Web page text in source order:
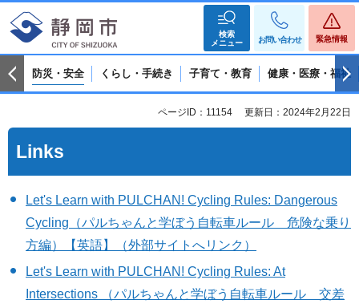
検索
メニュー
お問い合わせ 緊急情報
防災・安全 くらし・手続き 子育て・教育 健康・医療・福祉
ページID：11154 更新日：2024年2月22日
Links
Let's Learn with PULCHAN! Cycling Rules: Dangerous
Cycling（パルちゃんと学ぼう自転車ルール 危険な乗り
方編）【英語】（外部サイトへリンク）
Let's Learn with PULCHAN! Cycling Rules: At
Intersections （パルちゃんと学ぼう自転車ルール 交差